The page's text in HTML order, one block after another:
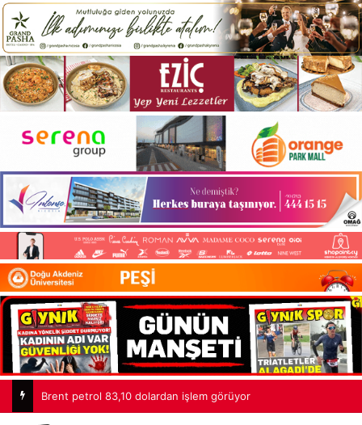
Brent petrol 83,10 dolardan işlem görüyor